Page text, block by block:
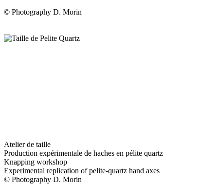
© Photography D. Morin
Atelier de taille
Production expérimentale de haches en pélite quartz
Knapping workshop
Experimental replication of pelite-quartz hand axes
© Photography D. Morin